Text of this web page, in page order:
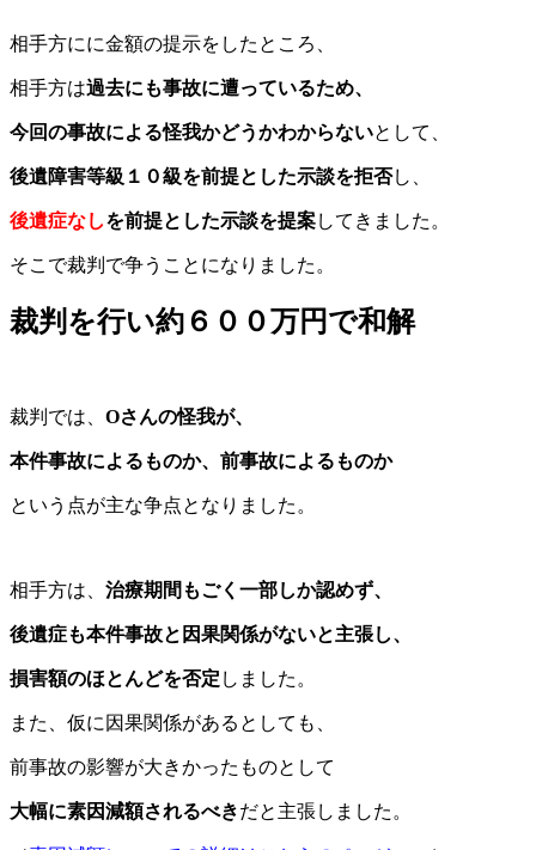
相手方にに金額の提示をしたところ、
相手方は過去にも事故に遭っているため、
今回の事故による怪我かどうかわからないとして、
後遺障害等級１０級を前提とした示談を拒否し、
後遺症なしを前提とした示談を提案してきました。
そこで裁判で争うことになりました。
裁判を行い約６００万円で和解
裁判では、 Oさんの怪我が、
本件事故によるものか、前事故によるものか
という点が主な争点となりました。
相手方は、 治療期間もごく一部しか認めず、
後遺症も本件事故と因果関係がないと主張し、
損害額のほとんどを否定 しました。
また、仮に因果関係があるとしても、
前事故の影響が大きかったものとして
大幅に素因減額されるべきだと主張しました。